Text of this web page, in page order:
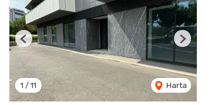
1 / 11 Harta
Previous Next